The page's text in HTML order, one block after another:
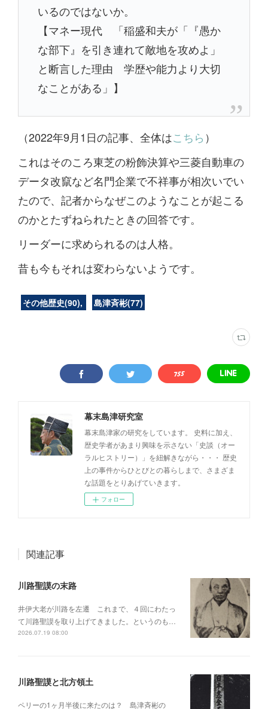
いるのではないか。
【マネー現代 「稲盛和夫が「『愚か
な部下』を引き連れて敵地を攻めよ」
と断言した理由 学歴や能力より大切
なことがある」】
（2022年9月1日の記事、全体はこちら ）
これはそのころ東芝の粉飾決算や三菱自動車の
データ改竄など名門企業で不祥事が相次いでい
たので、記者からなぜこのようなことが起こる
のかとたずねられたときの回答です。
リーダーに求められるのは人格。
昔も今もそれは変わらないようです。
その他歴史(90) 島津斉彬(77)
幕末島津研究室
幕末島津家の研究をしています。 史料に加え、
歴史学者があまり興味を示さない「史談（オー
ラルヒストリー）」を紐解きながら・・・ 歴史
上の事件からひとびとの暮らしまで、さまざま
な話題をとりあげていきます。
フォロー
関連記事
川路聖謨の末路
井伊大老が川路を左遷 これまで、４回にわたっ
て川路聖謨を取り上げてきました。というのも…
2026.07.19 08:00
川路聖謨と北方領土
ペリーの1ヶ月半後に来たのは？ 島津斉彬の